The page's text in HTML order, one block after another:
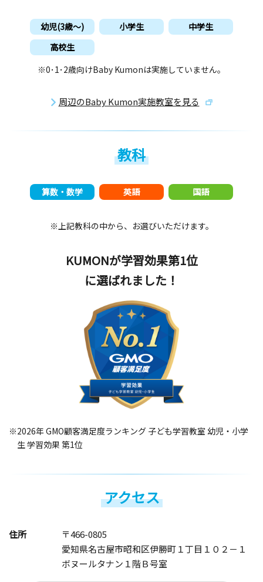
幼児(3歳〜) 小学生
中学生
高校生
※0･1･2歳向けBaby Kumonは実施していません。
周辺のBaby Kumon実施教室を見る
教科
算数・数学 英語 国語
※上記教科の中から、お選びいただけます。
KUMONが学習効果第1位
に選ばれました！
※2026年 GMO顧客満足度ランキング 子ども学習教室 幼児・小学
生 学習効果 第1位
アクセス
住所
〒466-0805
愛知県名古屋市昭和区伊勝町１丁目１０２－１
ボヌールタナン１階Ｂ号室